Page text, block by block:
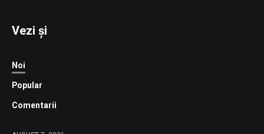
Vezi și
Noi
Popular
Comentarii